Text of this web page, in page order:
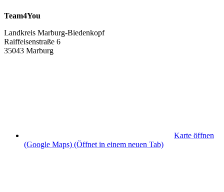
Team4You
Landkreis Marburg-Biedenkopf
Raiffeisenstraße 6
35043 Marburg
Karte öffnen
(Google Maps) (Öffnet in einem neuen Tab)